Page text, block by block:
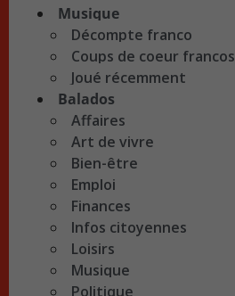
Musique
Décompte franco
Coups de coeur francos
Joué récemment
Balados
Affaires
Art de vivre
Bien-être
Emploi
Finances
Infos citoyennes
Loisirs
Musique
Politique